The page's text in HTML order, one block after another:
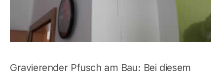
Gravierender Pfusch am Bau: Bei diesem